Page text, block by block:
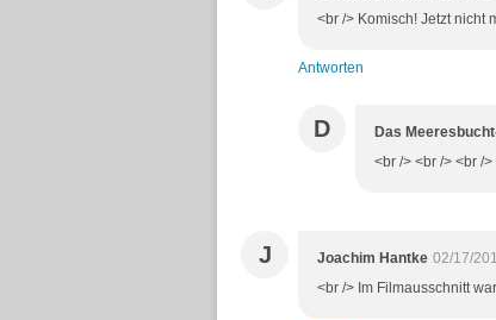
<br /> Komisch! Jetzt nicht
Antworten
D Das
<br /> <br /> <br />
J Joachim Hantke 02/17/
<br /> Im Filmausschnitt